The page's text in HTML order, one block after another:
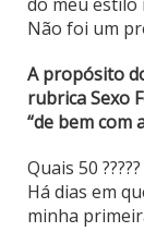
Não foi um
A propósito
rubrica Sexo
“de bem com
Quais 50
Há dias em
minha